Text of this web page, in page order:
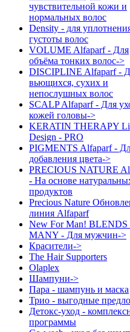
чувствительной кожи и
нормальных волос
Density - для
густоты волос
VOLUME Alfaparf - Для
объёма тонких волос->
DISCIPLINE Alfaparf -
вьющихся, сухих и
непослушных волос
SCALP Alfaparf - Для
кожей головы->
KERATIN THERAPY
Design - PRO
PIGMENTS Alfaparf -
добавления цвета->
PRECIOUS NATURE
- На основе
продуктов
Precious Nature
линия Alfaparf
New For Man! BLENDS
MANY - Для мужчин->
Красители->
The Hair Supporters
Olaplex
Шампуни->
Пара - шампунь и маска
Трио - выгодные
Детокс-уход -
программы